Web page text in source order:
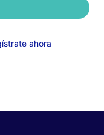
ahora